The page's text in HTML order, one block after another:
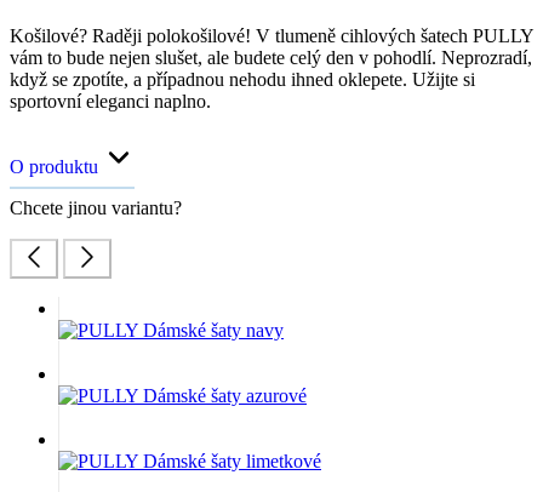
Košilové? Raději polokošilové! V tlumeně cihlových šatech PULLY
vám to bude nejen slušet, ale budete celý den v pohodlí. Neprozradí,
když se zpotíte, a případnou nehodu ihned oklepete. Užijte si
sportovní eleganci naplno.
O produktu
Chcete jinou variantu?